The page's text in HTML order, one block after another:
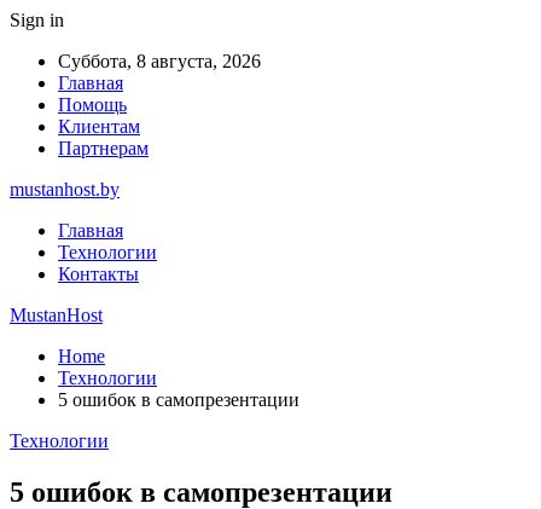
Sign in
Суббота, 8 августа, 2026
Главная
Помощь
Клиентам
Партнерам
mustanhost.by
Главная
Технологии
Контакты
MustanHost
Home
Технологии
5 ошибок в самопрезентации
Технологии
5 ошибок в самопрезентации